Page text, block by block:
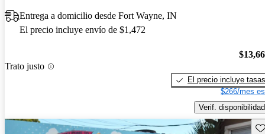
Entrega a domicilio desde Fort Wayne, IN
El precio incluye envío de $1,472
Trato justo
El precio incluye tasas
$266/mes
Verif. disponibilidad